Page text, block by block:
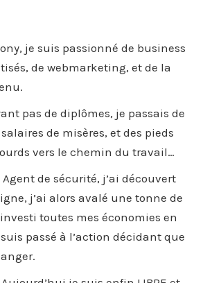
je suis passionné de business
de webmarketing, et de la
pas de diplômes, je passais de
de misères, et des pieds
vers le chemin du travail…
Agent de sécurité, j’ai découvert
j’ai alors avalé une tonne de
toutes mes économies en
passé à l’action décidant que